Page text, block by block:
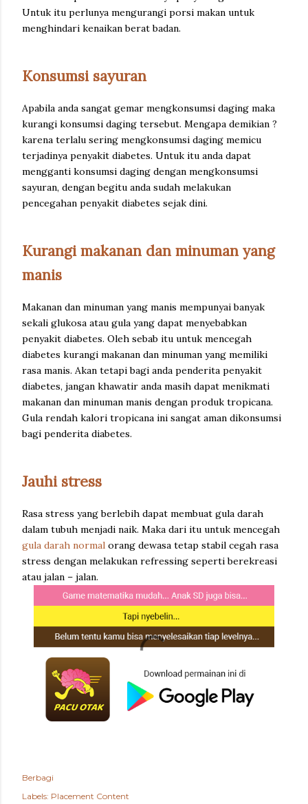
Untuk itu perlunya mengurangi porsi makan untuk
menghindari kenaikan berat badan.
Konsumsi sayuran
Apabila anda sangat gemar mengkonsumsi daging maka
kurangi konsumsi daging tersebut. Mengapa demikian ?
karena terlalu sering mengkonsumsi daging memicu
terjadinya penyakit diabetes. Untuk itu anda dapat
mengganti konsumsi daging dengan mengkonsumsi
sayuran, dengan begitu anda sudah melakukan
pencegahan penyakit diabetes sejak dini.
Kurangi makanan dan minuman yang
manis
Makanan dan minuman yang manis mempunyai banyak
sekali glukosa atau gula yang dapat menyebabkan
penyakit diabetes. Oleh sebab itu untuk mencegah
diabetes kurangi makanan dan minuman yang memiliki
rasa manis. Akan tetapi bagi anda penderita penyakit
diabetes, jangan khawatir anda masih dapat menikmati
makanan dan minuman manis dengan produk tropicana.
Gula rendah kalori tropicana ini sangat aman dikonsumsi
bagi penderita diabetes.
Jauhi stress
Rasa stress yang berlebih dapat membuat gula darah
dalam tubuh menjadi naik. Maka dari itu untuk mencegah
gula darah normal orang dewasa tetap stabil cegah rasa
stress dengan melakukan refressing seperti berekreasi
atau jalan – jalan.
Berbagi
Labels: Placement Content